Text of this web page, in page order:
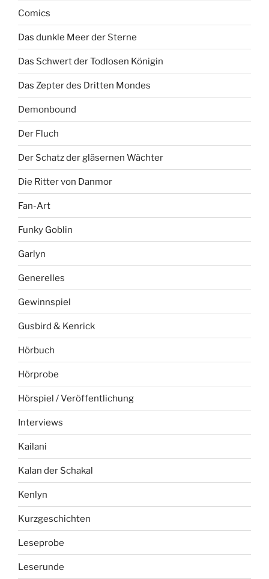
Comics
Das dunkle Meer der Sterne
Das Schwert der Todlosen Königin
Das Zepter des Dritten Mondes
Demonbound
Der Fluch
Der Schatz der gläsernen Wächter
Die Ritter von Danmor
Fan-Art
Funky Goblin
Garlyn
Generelles
Gewinnspiel
Gusbird & Kenrick
Hörbuch
Hörprobe
Hörspiel / Veröffentlichung
Interviews
Kailani
Kalan der Schakal
Kenlyn
Kurzgeschichten
Leseprobe
Leserunde